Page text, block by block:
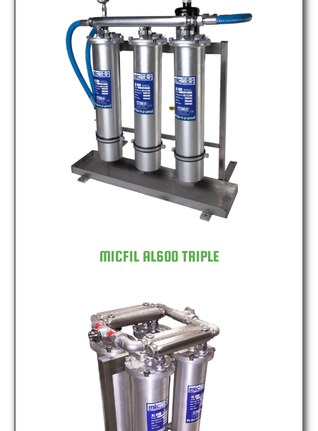
MICFIL AL600 TRIPLE
MICFIL AL600 TRIPLE